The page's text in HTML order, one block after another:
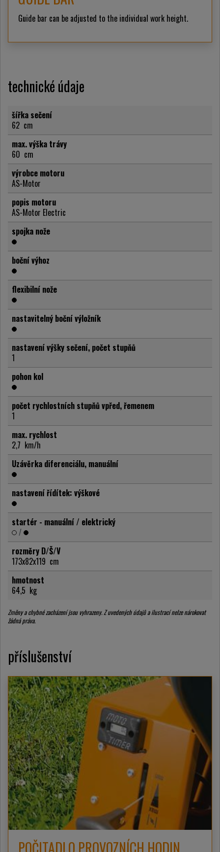
Guide bar can be adjusted to the individual work height.
technické údaje
šířka sečení
62 cm
max. výška trávy
60 cm
výrobce motoru
AS-Motor
popis motoru
AS-Motor Electric
spojka nože
boční výhoz
flexibilní nože
nastavitelný boční výložník
nastavení výšky sečení, počet stupňů
1
pohon kol
počet rychlostních stupňů vpřed, řemenem
1
max. rychlost
2,7 km/h
Uzávěrka diferenciálu, manuální
nastavení řídítek: výškové
startér - manuální / elektrický
/
rozměry D/Š/V
173x82x119 cm
hmotnost
64,5 kg
Změny a chybné zacházení jsou vyhrazeny. Z uvedených údajů a ilustrací nelze nárokovat
žádná práva.
příslušenství
POČITADLO PROVOZNÍCH HODIN